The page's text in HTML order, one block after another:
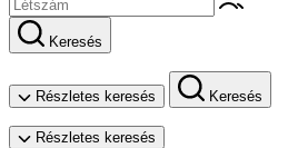
Keresés
Részletes keresés Keresés
Részletes keresés